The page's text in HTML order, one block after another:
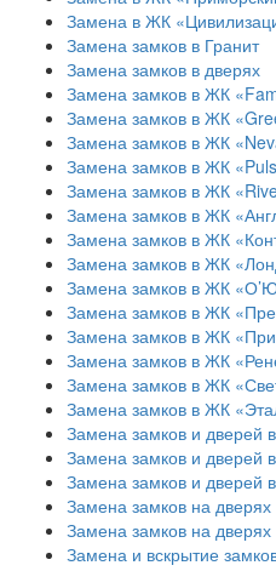
Замена в ЖК
Замена замков в Гранит
Замена замков в дверях
Замена замков в ЖК
Замена замков в ЖК
Замена замков в ЖК
Замена замков в ЖК
Замена замков в ЖК
Замена замков в ЖК
Замена замков в ЖК
Замена замков в ЖК
Замена замков в ЖК
Замена замков в ЖК
Замена замков в ЖК
Замена замков в ЖК
Замена замков в ЖК
Замена замков в ЖК
Замена замков и дверей
Замена замков и дверей
Замена замков и дверей
Замена замков на дверях
Замена замков на
Замена и вскрытие